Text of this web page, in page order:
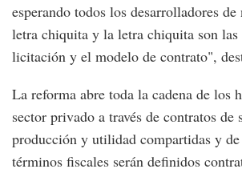
esperando todos los desarrolladores
letra chiquita y la letra chiquita son las
licitación y el modelo de contrato",
La reforma abre toda la cadena de los
sector privado a través de contratos de
producción y utilidad compartidas y
términos fiscales serán definidos